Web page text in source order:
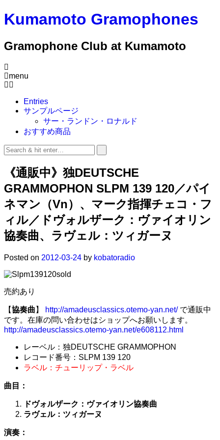
Kumamoto Gramophones
Gramophone Club at Kumamoto
menu
Entries
サンプルページ
サー・ランドン・ロナルド
おすすめ商品
《通販中》独DEUTSCHE
GRAMMOPHON SLPM 139 120／パイ
ネマン（Vn）、マーク指揮チェコ・フ
ィル／ドヴォルザーク：ヴァイオリン
協奏曲、ラヴェル：ツィガーヌ
Posted on 2012-03-24 by kobatoradio
売約あり
【協奏曲 】 http://amadeusclassics.otemo-yan.net/で通販中
です。在庫の問い合わせはショップへお願いします。
http://amadeusclassics.otemo-yan.net/e608112.html
レーベル：独DEUTSCHE GRAMMOPHON
レコード番号：SLPM 139 120
ラベル：チューリップ・ラベル
曲目：
ドヴォルザーク：ヴァイオリン協奏曲
ラヴェル：ツィガーヌ
演奏：